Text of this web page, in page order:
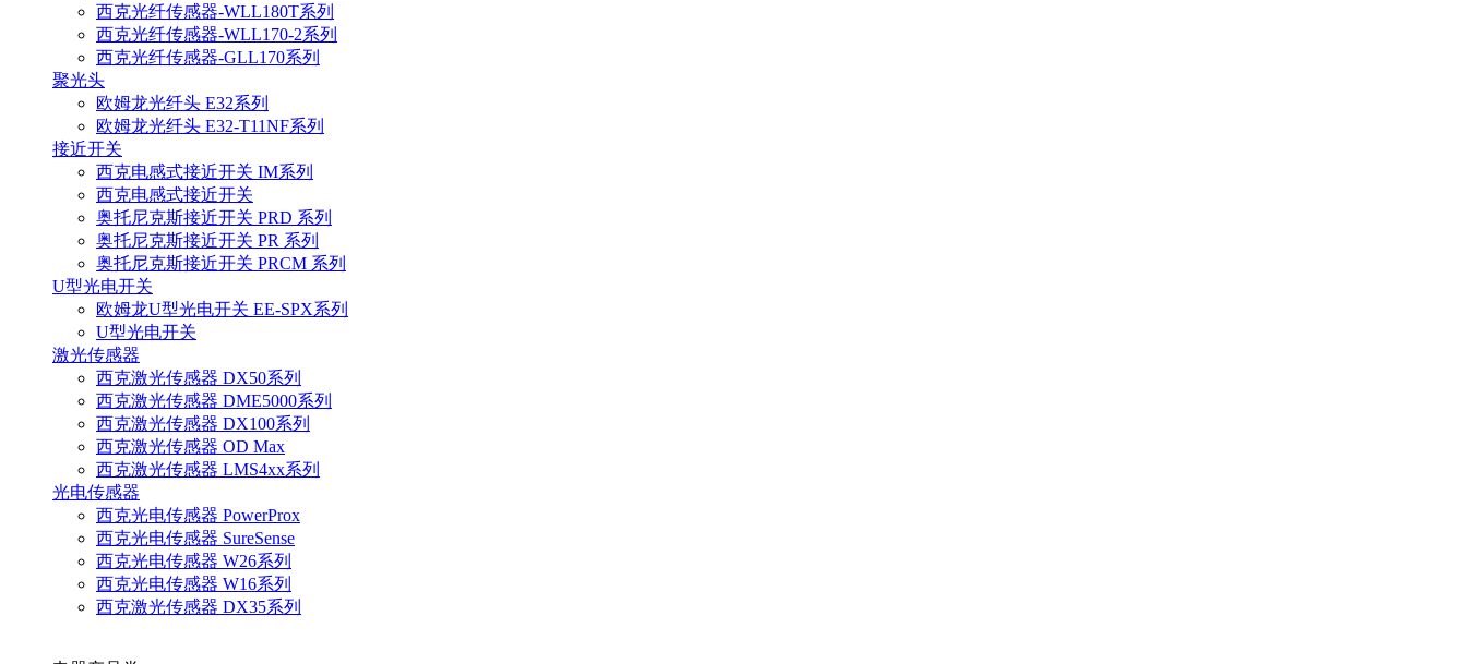
西克光纤传感器-WLL180T系列
西克光纤传感器-WLL170-2系列
西克光纤传感器-GLL170系列
聚光头
欧姆龙光纤头 E32系列
欧姆龙光纤头 E32-T11NF系列
接近开关
西克电感式接近开关 IM系列
西克电感式接近开关
奥托尼克斯接近开关 PRD 系列
奥托尼克斯接近开关 PR 系列
奥托尼克斯接近开关 PRCM 系列
U型光电开关
欧姆龙U型光电开关 EE-SPX系列
U型光电开关
激光传感器
西克激光传感器 DX50系列
西克激光传感器 DME5000系列
西克激光传感器 DX100系列
西克激光传感器 OD Max
西克激光传感器 LMS4xx系列
光电传感器
西克光电传感器 PowerProx
西克光电传感器 SureSense
西克光电传感器 W26系列
西克光电传感器 W16系列
西克激光传感器 DX35系列